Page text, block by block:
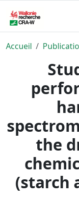
Accueil
the
(starch